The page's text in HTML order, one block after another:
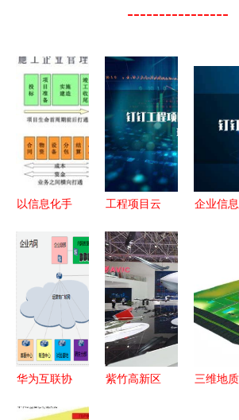
----------------
以信息化手
企业管理创
新 应对不
确定因素的
工程实践
工程项目云
赋能企业信
息化工程新
变革
企业信
库 构建
价值
华为互联协
紫竹高新区
三维地